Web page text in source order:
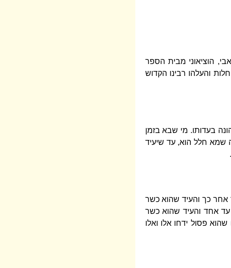
הוציאוני מבית הספר
חלות והעלהו רבינו הקדוש
בעדותו. מי שבא בזמן
שמא חלל הוא, עד שיעיד
אחר כך והעיד שהוא כשר
עד אחד והעיד שהוא כשר
פסול ידחו אלו ואלו